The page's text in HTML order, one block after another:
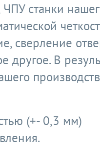
станки
сверление
другое. В
(+- 0,3 мм)